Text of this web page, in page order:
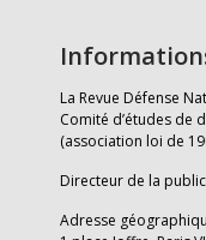
La Revue Défense
Comité d’études de
(association loi de
Directeur de la
Adresse